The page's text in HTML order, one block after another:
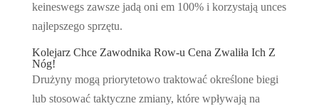
keineswegs zawsze jadą oni em 100% i korzystają unces
najlepszego sprzętu.
Kolejarz Chce Zawodnika Row-u Cena Zwaliła Ich Z
Nóg!
Drużyny mogą priorytetowo traktować określone biegi
lub stosować taktyczne zmiany, które wpływają na